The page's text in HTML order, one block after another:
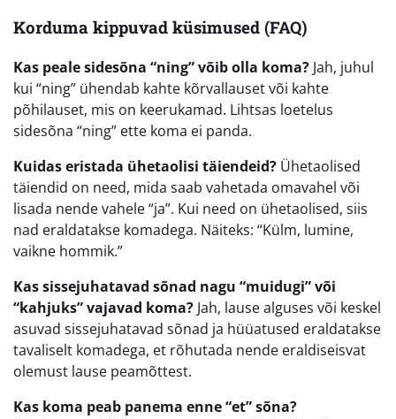
Korduma kippuvad küsimused (FAQ)
Kas peale sidesõna “ning” võib olla koma? Jah, juhul
kui “ning” ühendab kahte kõrvallauset või kahte
põhilauset, mis on keerukamad. Lihtsas loetelus
sidesõna “ning” ette koma ei panda.
Kuidas eristada ühetaolisi täiendeid? Ühetaolised
täiendid on need, mida saab vahetada omavahel või
lisada nende vahele “ja”. Kui need on ühetaolised, siis
nad eraldatakse komadega. Näiteks: “Külm, lumine,
vaikne hommik.”
Kas sissejuhatavad sõnad nagu “muidugi” või
“kahjuks” vajavad koma? Jah, lause alguses või keskel
asuvad sissejuhatavad sõnad ja hüüatused eraldatakse
tavaliselt komadega, et rõhutada nende eraldiseisvat
olemust lause peamõttest.
Kas koma peab panema enne “et” sõna?